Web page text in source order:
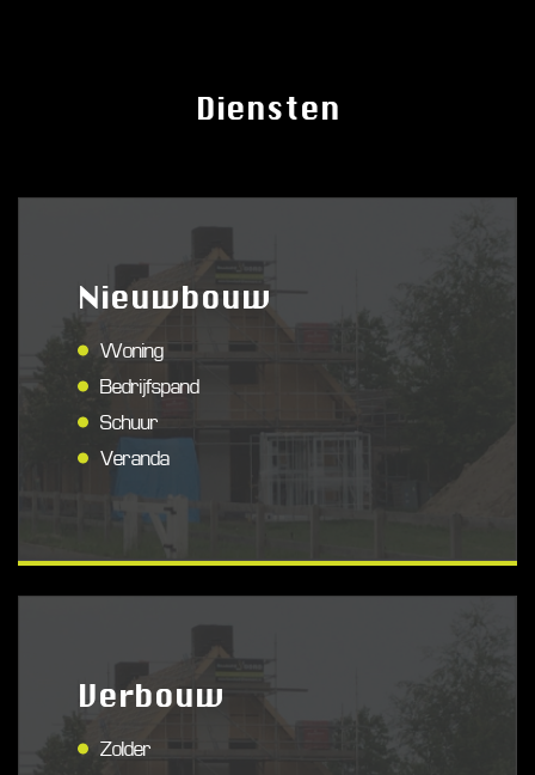
Diensten
Nieuwbouw
Woning
Bedrijfspand
Schuur
Veranda
Verbouw
Zolder